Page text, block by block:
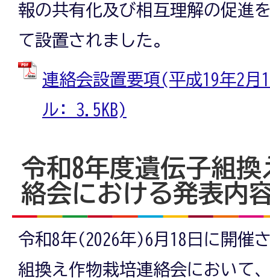
報の共有化及び相互理解の促進
て設置されました。
連絡会設置要項(平成19年2月
ル: 3.5KB)
令和8年度遺伝子組
絡会における発表内
令和8年(2026年)6月18日に開催
組換え作物栽培連絡会において